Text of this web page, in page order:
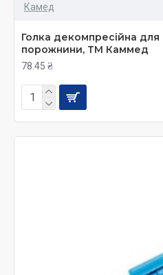
Камед
Голка декомпресійна для
порожнини, ТМ Каммед
78.45 ₴